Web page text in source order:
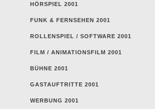
HÖRSPIEL 2001
FUNK & FERNSEHEN 2001
ROLLENSPIEL / SOFTWARE 2001
FILM / ANIMATIONSFILM 2001
BÜHNE 2001
GASTAUFTRITTE 2001
WERBUNG 2001